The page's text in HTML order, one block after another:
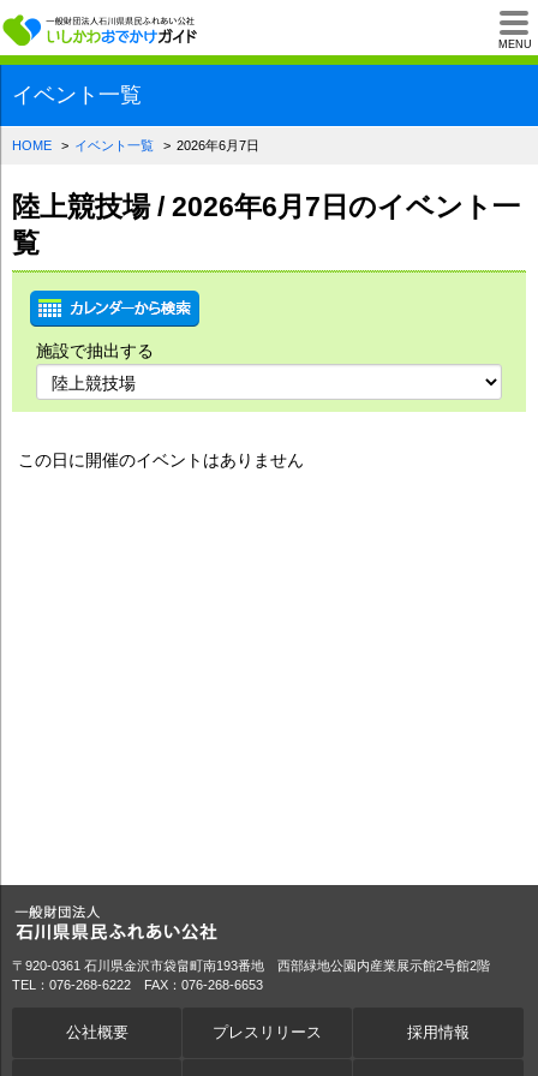
MENU
一般財団法人石川
イベント一覧
HOME イベント一覧 2026年6月7日
陸上競技場 / 2026年6月7日のイベント一
覧
施設で抽出する
この日に開催のイベントはありません
〒920-0361 石川県金沢市袋畠町南193番地 西部緑地公園内産業展示館2号館2階
TEL：076-268-6222 FAX：076-268-6653
公社概要 プレスリリース 採用情報